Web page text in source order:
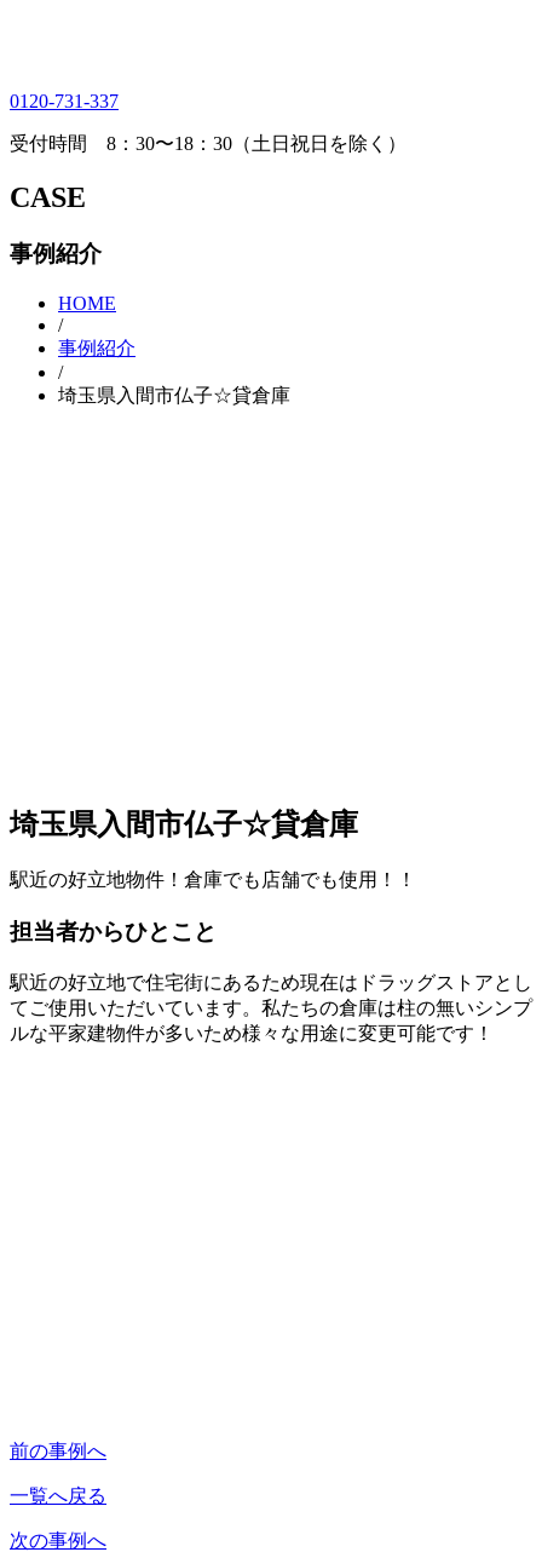
0120-731-337
受付時間 8：30〜18：30（土日祝日を除く）
CASE
事例紹介
HOME
/
事例紹介
/
埼玉県入間市仏子☆貸倉庫
埼玉県入間市仏子☆貸倉庫
駅近の好立地物件！倉庫でも店舗でも使用！！
担当者からひとこと
駅近の好立地で住宅街にあるため現在はドラッグストアとし
てご使用いただいています。私たちの倉庫は柱の無いシンプ
ルな平家建物件が多いため様々な用途に変更可能です！
前の事例へ
一覧へ戻る
次の事例へ